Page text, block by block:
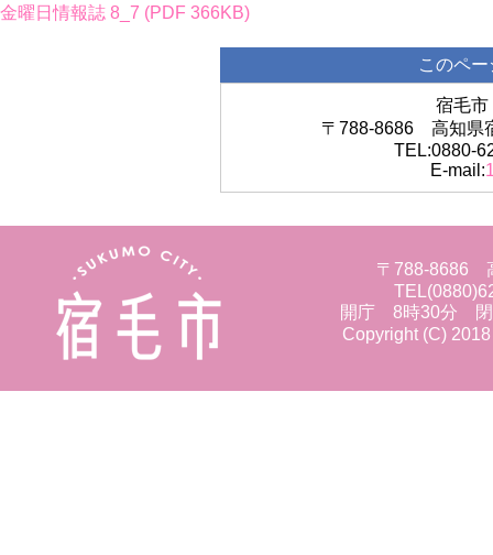
金曜日情報誌 8_7 (PDF 366KB)
このペ
宿毛
〒788-8686 高知県
TEL:0880-
E-mail:
〒788-8686
開庁 8時30分 閉
Copyright (C)